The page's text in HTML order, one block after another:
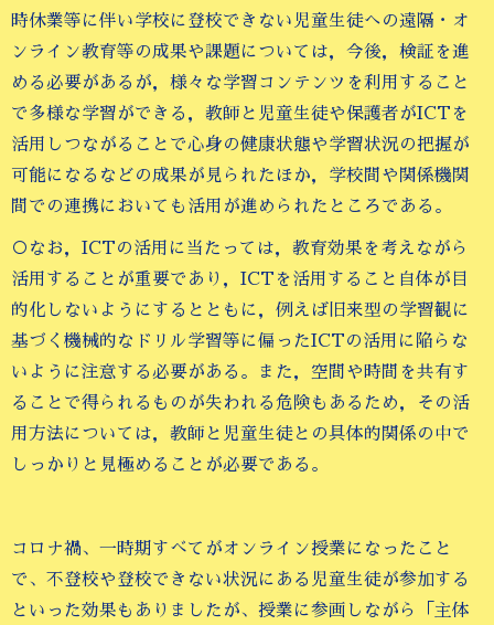
時休業等に伴い学校に登校できない児童生徒への遠隔・オ
ンライン教育等の成果や課題については，今後，検証を進
める必要があるが，様々な学習コンテンツを利用すること
で多様な学習ができる，教師と児童生徒や保護者がICTを
活用しつながることで心身の健康状態や学習状況の把握が
可能になるなどの成果が見られたほか，学校間や関係機関
間での連携においても活用が進められたところである。
○なお，ICTの活用に当たっては，教育効果を考えながら
活用することが重要であり，ICTを活用すること自体が目
的化しないようにするとともに，例えば旧来型の学習観に
基づく機械的なドリル学習等に偏ったICTの活用に陥らな
いように注意する必要がある。また，空間や時間を共有す
ることで得られるものが失われる危険もあるため，その活
用方法については，教師と児童生徒との具体的関係の中で
しっかりと見極めることが必要である。
コロナ禍、一時期すべてがオンライン授業になったこと
で、不登校や登校できない状況にある児童生徒が参加する
といった効果もありましたが、授業に参画しながら「主体